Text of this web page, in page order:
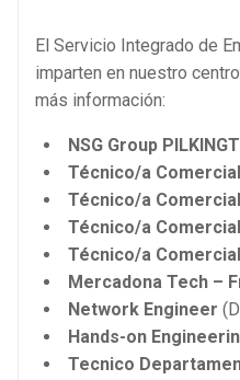
El Servicio Integrado de
imparten en nuestro
más información:
NSG Group
Técnico/a
Técnico/a
Técnico/a
Técnico/a
Mercadona Tech –
Network Engineer
Hands-on
Tecnico